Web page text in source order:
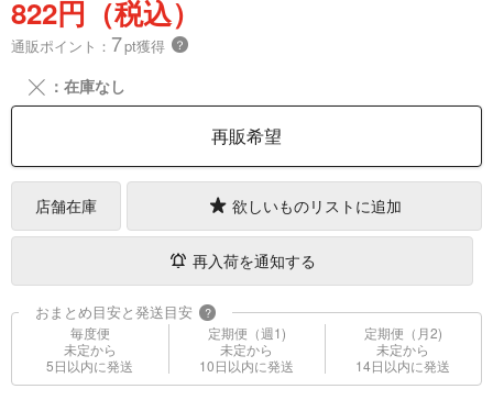
822円（税込）
通販ポイント： 7pt獲得 ？
╳ ：在庫なし
再販希望
店舗在庫 欲しいものリストに追加
再入荷を通知する
おまとめ目安と発送目安 ?
毎度便
未定から
5日以内に発送
定期便（週1)
未定から
10日以内に発送
定期便（月2)
未定から
14日以内に発送